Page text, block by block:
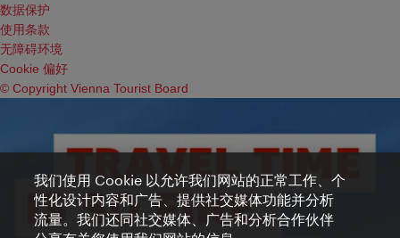
数据保护
使用条款
无障碍环境
Cookie 偏好
© Copyright Vienna Tourist Board
我们使用 Cookie 以允许我们网站的正常工作、个
性化设计内容和广告、提供社交媒体功能并分析
流量。我们还同社交媒体、广告和分析合作伙伴